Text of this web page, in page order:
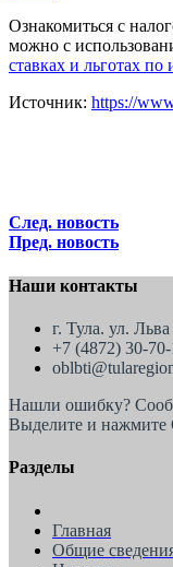
Ознакомиться с
можно с
ставках и льготах
Источник: https://
След. новость
Пред. новость
Наши контакты
г. Тула. ул.
+7 (4872) 30-70-
Нашли ошибку?
Выделите и нажмите
Разделы
Главная
Общие